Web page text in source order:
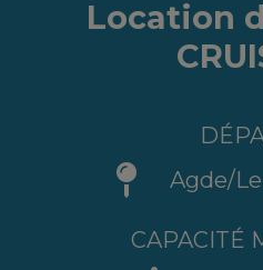
Location
Agde/Le
CAPACITÉ